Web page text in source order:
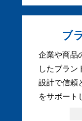
ブ
企業や商品
したブラン
設計で信頼
をサポート